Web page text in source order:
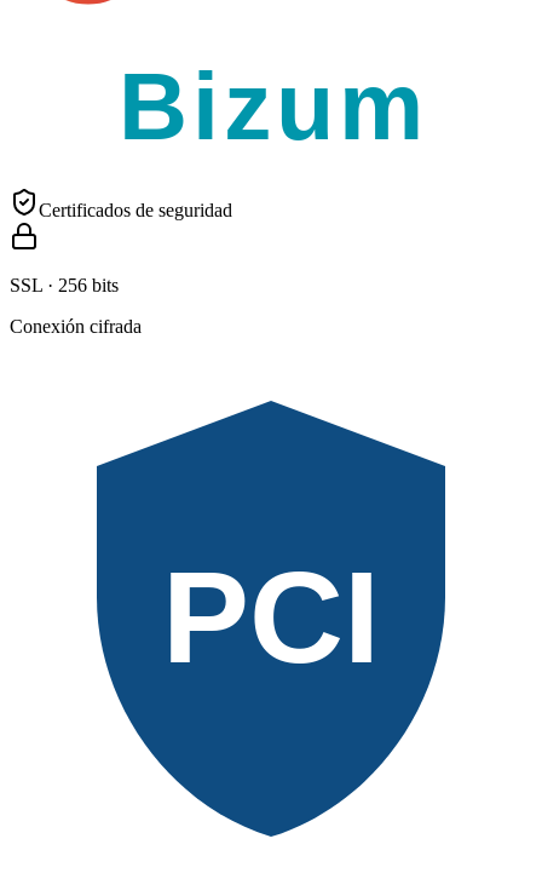
Bizum
Certificados de seguridad
SSL · 256 bits
Conexión cifrada
PCI